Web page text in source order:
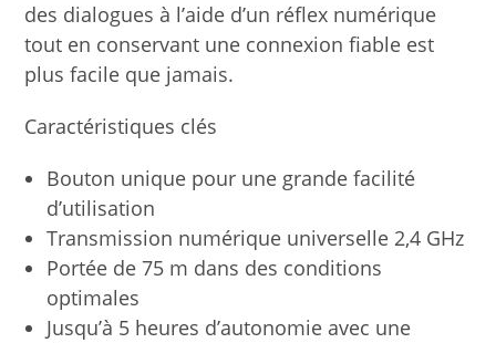
des dialogues à l’aide d’un réflex numérique
tout en conservant une connexion fiable est
plus facile que jamais.
Caractéristiques clés
Bouton unique pour une grande facilité
d’utilisation
Transmission numérique universelle 2,4 GHz
Portée de 75 m dans des conditions
optimales
Jusqu’à 5 heures d’autonomie avec une